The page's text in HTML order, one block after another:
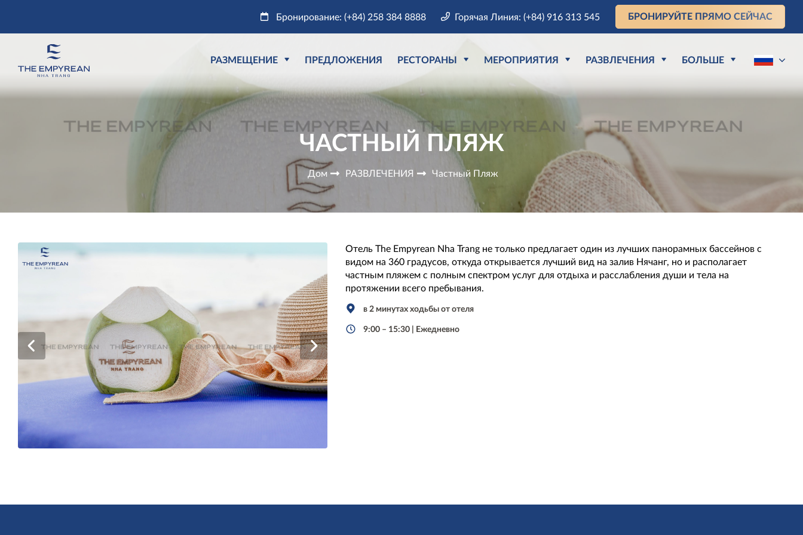
РАЗМЕЩЕНИЕ ПРЕДЛОЖЕНИЯ РЕСТОРАНЫ МЕРОПРИЯТИЯ РАЗВЛЕЧЕНИЯ БОЛЬШЕ
Бронирование: (+84) 258 384 8888 Горячая Линия: (+84) 916 313 545 БРОНИРУЙТЕ ПРЯМО СЕЙЧАС
ЧАСТНЫЙ ПЛЯЖ
Дом РАЗВЛЕЧЕНИЯ Частный Пляж
Отель The Empyrean Nha Trang не только предлагает один из лучших панорамных бассейнов с
видом на 360 градусов, откуда открывается лучший вид на залив Нячанг, но и располагает
частным пляжем с полным спектром услуг для отдыха и расслабления души и тела на
протяжении всего пребывания.
в 2 минутах ходьбы от отеля
9:00 – 15:30 | Ежедневно